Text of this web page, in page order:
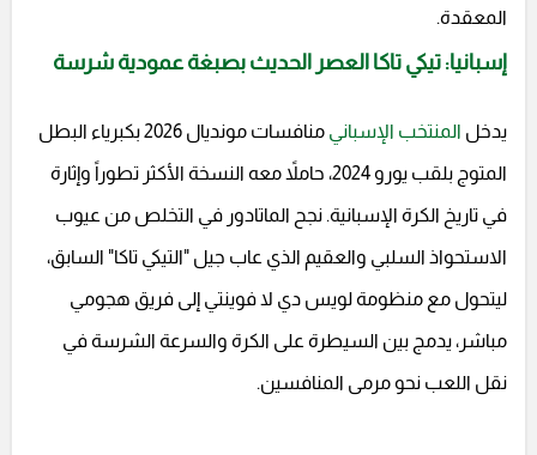
المعقدة.
إسبانيا: تيكي تاكا العصر الحديث بصبغة عمودية شرسة
يدخل المنتخب الإسباني منافسات مونديال 2026 بكبرياء البطل
المتوج بلقب يورو 2024، حاملاً معه النسخة الأكثر تطوراً وإثارة
في تاريخ الكرة الإسبانية. نجح الماتادور في التخلص من عيوب
الاستحواذ السلبي والعقيم الذي عاب جيل "التيكي تاكا" السابق،
ليتحول مع منظومة لويس دي لا فوينتي إلى فريق هجومي
مباشر، يدمج بين السيطرة على الكرة والسرعة الشرسة في
نقل اللعب نحو مرمى المنافسين.